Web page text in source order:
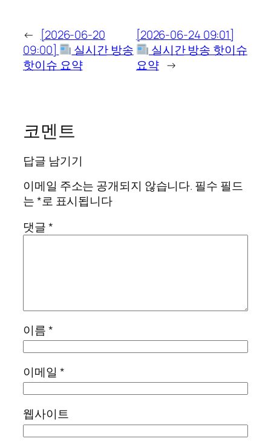
← [2026-06-20
09:00]
실시간 방송
핫이슈 요약
[2026-06-24 09:01]
실시간 방송 핫이슈
요약 →
코멘트
답글 남기기
이메일 주소는 공개되지 않습니다. 필수 필드
는*로 표시됩니다
댓글*
이름*
이메일 *
웹사이트